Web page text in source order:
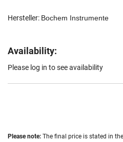
Hersteller: Bochem Instrumente
Availability:
Please log in to see availability
Please note: The final price is stated in